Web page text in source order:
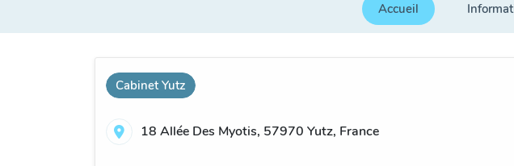
Accueil
Cabinet Yutz
18 Allée Des Myotis, 57970 Yutz, France